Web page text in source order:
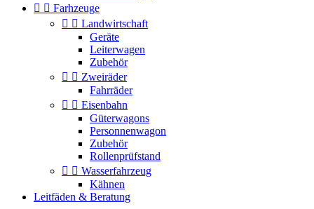
  Farhzeuge
  Landwirtschaft
Geräte
Leiterwagen
Zubehör
  Zweiräder
Fahrräder
  Eisenbahn
Güterwagons
Personnenwagon
Zubehör
Rollenprüfstand
  Wasserfahrzeug
Kähnen
Leitfäden & Beratung